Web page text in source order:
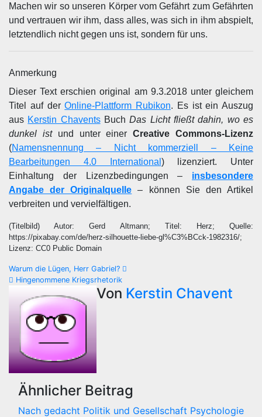
Machen wir so unseren Körper vom Gefährt zum Gefährten
und vertrauen wir ihm, dass alles, was sich in ihm abspielt,
letztendlich nicht gegen uns ist, sondern für uns.
Anmerkung
Dieser Text erschien original am 9.3.2018 unter gleichem
Titel auf derOnline-Plattform Rubikon. Es ist ein Auszug
aus Kerstin ChaventsBuchDas Licht fließt dahin, wo es
dunkel istund unter einerCreative Commons-Lizenz
(Namensnennung – Nicht kommerziell – Keine
Bearbeitungen 4.0 International ) lizenziert. Unter
Einhaltung der Lizenzbedingungen – insbesondere
Angabe der Originalquelle
– können Sie den Artikel
verbreiten und vervielfältigen.
(Titelbild) Autor: Gerd Altmann; Titel: Herz; Quelle:
https://pixabay.com/de/herz-silhouette-liebe-gl%C3%BCck-1982316/;
Lizenz: CC0 Public Domain
Beitragsnavigation
Warum die Lügen, Herr Gabriel?
Hingenommene Kriegsrhetorik
Von Kerstin Chavent
Ähnlicher Beitrag
Nach gedacht Politik und Gesellschaft Psychologie